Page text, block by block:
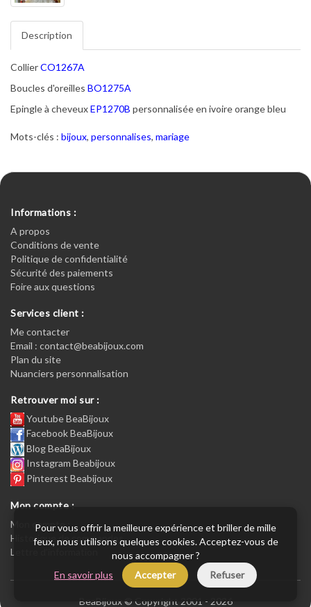
Description
CollierCO1267A
Boucles d'oreilles BO1275A
Epingle à cheveuxEP1270B personnalisée en ivoire orange bleu
Mots-clés : bijoux, personnalises, mariage
Informations :
A propos
Conditions de vente
Politique de confidentialité
Sécurité des paiements
Foire aux questions
Services client :
Me contacter
Email : contact@beabijoux.com
Plan du site
Nuanciers personnalisation
Retrouver moi sur :
Youtube BeaBijoux
Facebook BeaBijoux
Blog BeaBijoux
Instagram Beabijoux
Pinterest Beabijoux
Mon compte :
Mon compte :
Historique de commandes
Lettre d’information
BeaBijoux © Copyright 2001 - 2026
Pour vous offrir la meilleure expérience et briller de mille
feux, nous utilisons quelques cookies. Acceptez-vous de
nous accompagner ?
En savoir plus
Accepter Refuser